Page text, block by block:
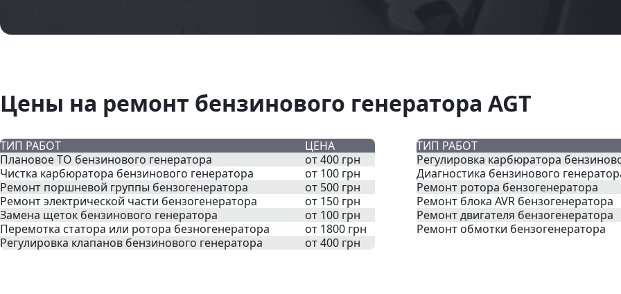
Цены на ремонт бензинового генератора AGT
ТИП РАБОТ
ЦЕНА
Плановое ТО бензинового генератора
от 400 грн
Чистка карбюратора бензинового генератора
от 100 грн
Ремонт поршневой группы бензогенератора
от 500 грн
Ремонт электрической части бензогенератора
от 150 грн
Замена щеток бензинового генератора
от 100 грн
Перемотка статора или ротора безногенератора
от 1800 грн
Регулировка клапанов бензинового генератора
от 400 грн
ТИП РАБОТ
Регулировка карбюратора
Диагностика бензинового
Ремонт ротора бензогенератора
Ремонт блока AVR бензогенератора
Ремонт двигателя бензогенератора
Ремонт обмотки бензогенератора